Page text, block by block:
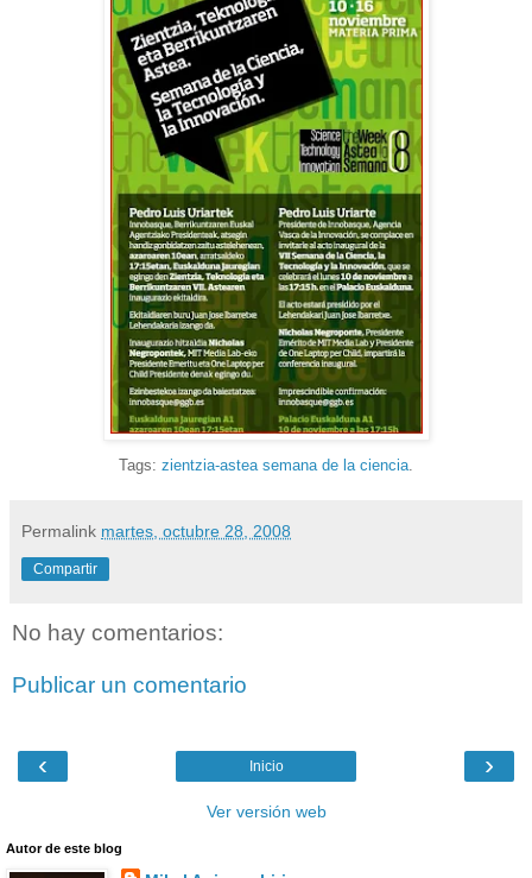
Tags: zientzia-astea semana de la ciencia.
Permalink martes, octubre 28, 2008
Compartir
No hay comentarios:
Publicar un comentario
‹ ›
Inicio
Ver versión web
Autor de este blog